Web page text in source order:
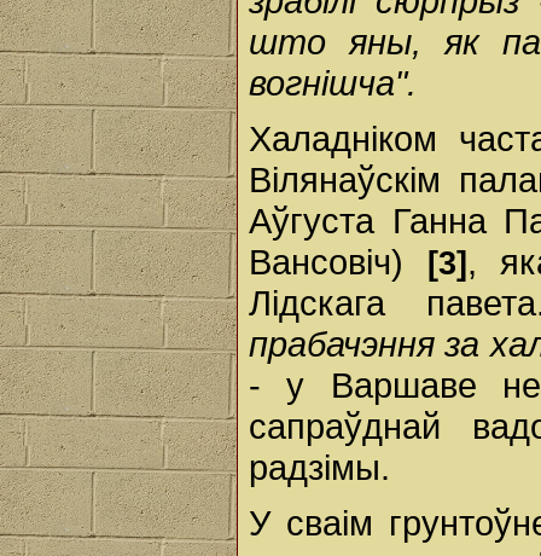
што яны, як
вогнішча".
Халадніком
Вілянаўскім
Аўгуста Ганна
Вансовіч)
[3] ,
Лідскага
прабачэння за
- у Варшаве не
сапраўднай
радзімы.
У сваім